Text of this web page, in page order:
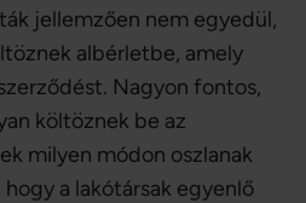
jellemzően nem egyedül,
albérletbe, amely
Nagyon fontos,
költöznek be az
milyen módon oszlanak
a lakótársak egyenlő